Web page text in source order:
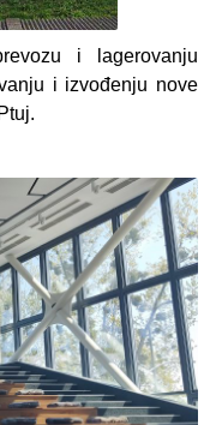
i lagerovanju
i izvođenju nove